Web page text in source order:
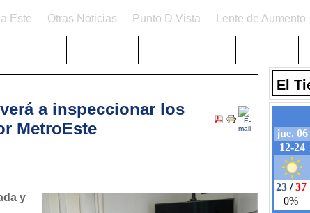
Este Otras Noticias Punto D Vista Lente de Aumento
a inspeccionar los
MetroEste
y
El